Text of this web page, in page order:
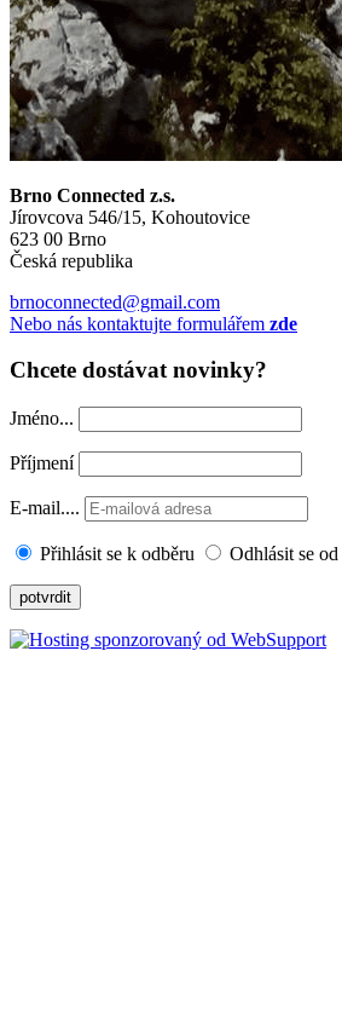
Brno Connected z.s.
Jírovcova 546/15, Kohoutovice
623 00 Brno
Česká republika
brnoconnected@gmail.com
Nebo nás kontaktujte formulářem zde
Chcete dostávat novinky?
Jméno...
Příjmení
E-mail....
Přihlásit se k odběru Odhlásit se